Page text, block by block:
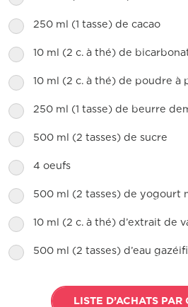
250 ml (1 tasse) de cacao
10 ml (2 c. à thé) de
10 ml (2 c. à thé) de poudre à
250 ml (1 tasse) de beurre
500 ml (2 tasses) de sucre
4 oeufs
500 ml (2 tasses) de yogourt
10 ml (2 c. à thé) d’extrait de
500 ml (2 tasses) d’eau
LISTE D’ACHATS PAR